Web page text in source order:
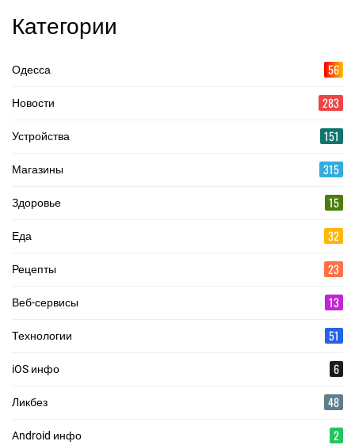
Категории
Одесса 56
Новости 283
Устройства 151
Магазины 315
Здоровье 15
Еда 32
Рецепты 23
Веб-сервисы 13
Технологии 51
iOS инфо 6
Ликбез 48
Android инфо 2